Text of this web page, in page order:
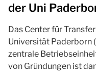
der Uni
Das Center für
Universität Paderborn
zentrale
von Gründungen ist